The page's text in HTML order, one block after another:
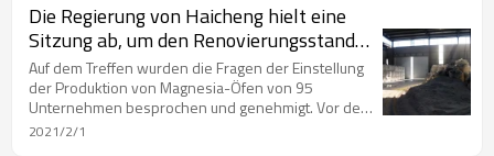
Die Regierung von Haicheng hielt eine
Sitzung ab, um den Renovierungsstand
der Magnesia-Unternehmen zu
überprüfen
Auf dem Treffen wurden die Fragen der Einstellung
der Produktion von Magnesia-Öfen von 95
Unternehmen besprochen und genehmigt. Vor der
Produktion muss eine Umweltprüfung den
2021/2/1